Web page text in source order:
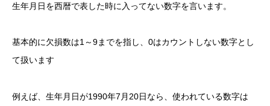
生年月日を西暦で表した時に入ってない数字を言います。
基本的に欠損数は1～9までを指し、0はカウントしない数字とし
て扱います
例えば、生年月日が1990年7月20日なら、使われている数字は